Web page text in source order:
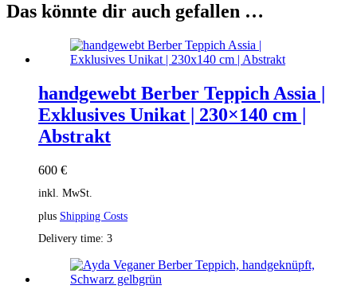
Das könnte dir auch gefallen …
handgewebt Berber Teppich Assia |
Exklusives Unikat | 230×140 cm |
Abstrakt
600 €
inkl. MwSt.
plus Shipping Costs
Delivery time: 3